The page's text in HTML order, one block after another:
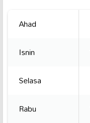
Ahad
Isnin
Selasa
Rabu